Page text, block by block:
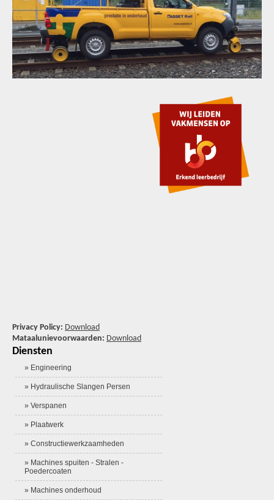
Privacy Policy: Download
Mataalunievoorwaarden: Download
Diensten
» Engineering
» Hydraulische Slangen Persen
» Verspanen
» Plaatwerk
» Constructiewerkzaamheden
» Machines spuiten - Stralen -
Poedercoaten
» Machines onderhoud